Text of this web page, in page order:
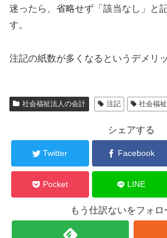
迷ったら、省略せず「該当なし」と
す。
注記の紙数が多くなるというデメリ
社会福祉法人の会計 注記 社会福
シェアする
Twitter Facebook
Pocket LINE
もう仕訳ないをフォロ